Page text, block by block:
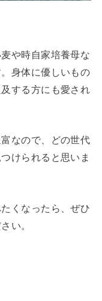
や時自家培養母な
身体に優しいもの
する方にも愛され
なので、どの世代
けられると思いま
くなったら、ぜひ
い。